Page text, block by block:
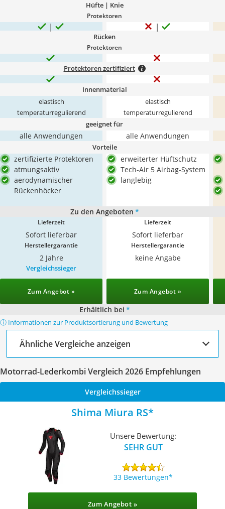
Hüfte | Knie
Protektoren
Rücken
Protektoren
Protektoren zertifiziert
Innenmaterial
elastisch
temperaturregulierend
elastisch
temperaturregulierend
geeignet für
alle Anwendungen alle Anwendungen
Vorteile
zertifizierte Protektoren
atmungsaktiv
aerodynamischer
Rückenhöcker
erweiterter Hüftschutz
Tech-Air 5 Airbag-System
langlebig
Zu den Angeboten *
Lieferzeit
Sofort lieferbar
Lieferzeit
Sofort lieferbar
Herstellergarantie
2 Jahre
Herstellergarantie
keine Angabe
Vergleichssieger
Zum Angebot » Zum Angebot »
Erhältlich bei *
ⓘ Informationen zur Produktsortierung und Bewertung
Ähnliche Vergleiche anzeigen
Motorrad-Lederkombi Vergleich 2026 Empfehlungen
Vergleichssieger
Shima Miura RS
Unsere Bewertung:
SEHR GUT
33 Bewertungen
Zum Angebot »